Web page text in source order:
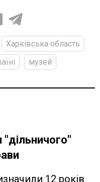
Харківська область
музей
"дільничого"
12 років